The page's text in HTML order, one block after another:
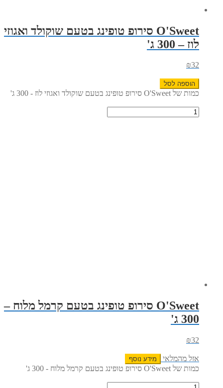
O'Sweet סירופ טופינג בטעם שוקולד ואגוזי
לוז – 300 ג'
₪32
הוספה לסל
כמות של O'Sweet סירופ טופינג בטעם שוקולד ואגוזי לוז - 300 ג'
O'Sweet סירופ טופינג בטעם קרמל מלוח –
300 ג'
₪32
אזל מהמלאי מידע נוסף
כמות של O'Sweet סירופ טופינג בטעם קרמל מלוח - 300 ג'